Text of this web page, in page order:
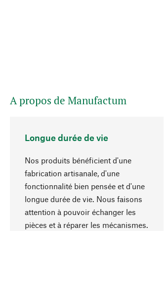
A propos de Manufactum
Longue durée de vie
Nos produits bénéficient d'une
fabrication artisanale, d'une
fonctionnalité bien pensée et d'une
longue durée de vie. Nous faisons
attention à pouvoir échanger les
pièces et à réparer les mécanismes.